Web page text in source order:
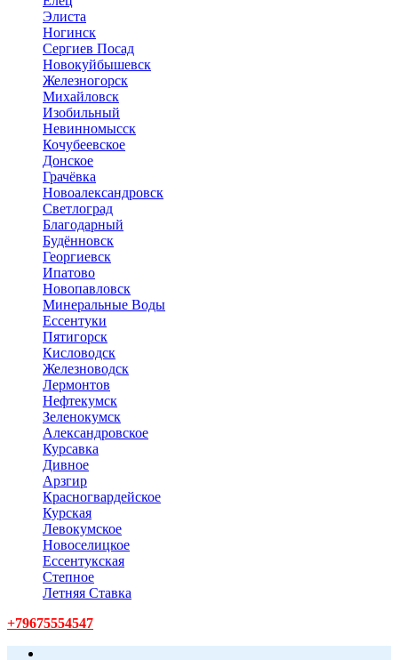
Элиста
Ногинск
Сергиев Посад
Новокуйбышевск
Железногорск
Михайловск
Изобильный
Невинномысск
Кочубеевское
Донское
Грачёвка
Новоалександровск
Светлоград
Благодарный
Будённовск
Георгиевск
Ипатово
Новопавловск
Минеральные Воды
Ессентуки
Пятигорск
Кисловодск
Железноводск
Лермонтов
Нефтекумск
Зеленокумск
Александровское
Курсавка
Дивное
Арзгир
Красногвардейское
Курская
Левокумское
Новоселицкое
Ессентукская
Степное
Летняя Ставка
+79675554547